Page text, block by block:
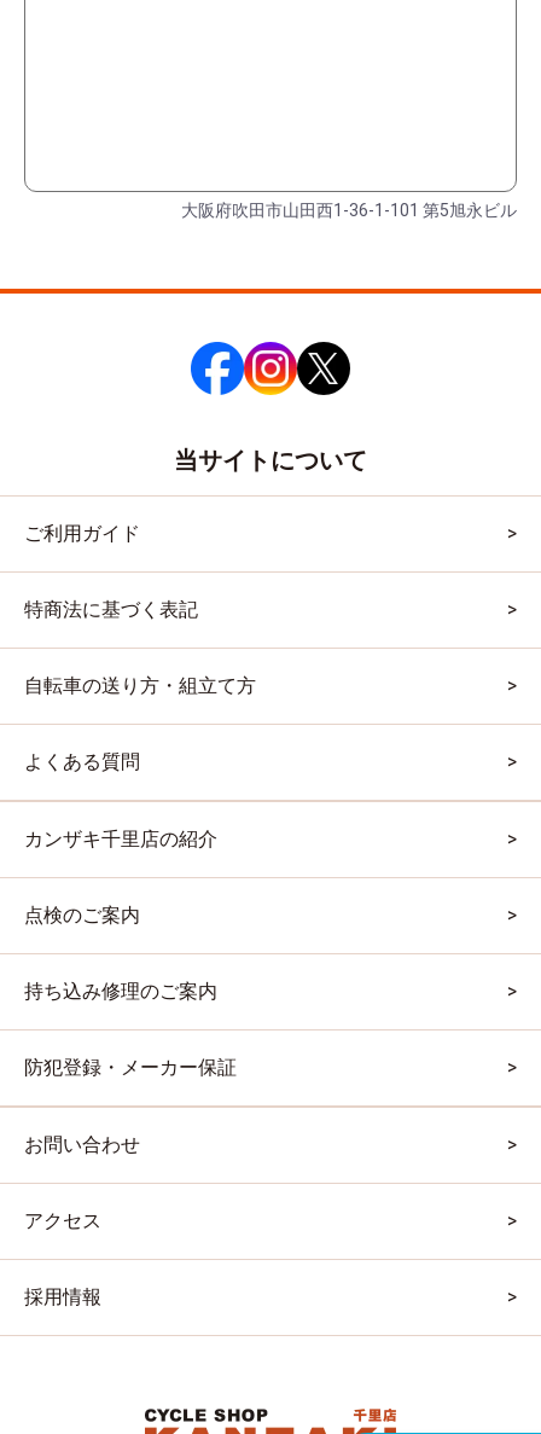
大阪府吹田市山田西1-36-1-101 第5旭永ビル
当サイトについて
ご利用ガイド
特商法に基づく表記
自転車の送り方・組立て方
よくある質問
カンザキ千里店の紹介
点検のご案内
持ち込み修理のご案内
防犯登録・メーカー保証
お問い合わせ
アクセス
採用情報